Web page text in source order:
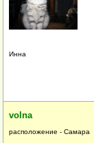
Инна
volna
расположение - Самара